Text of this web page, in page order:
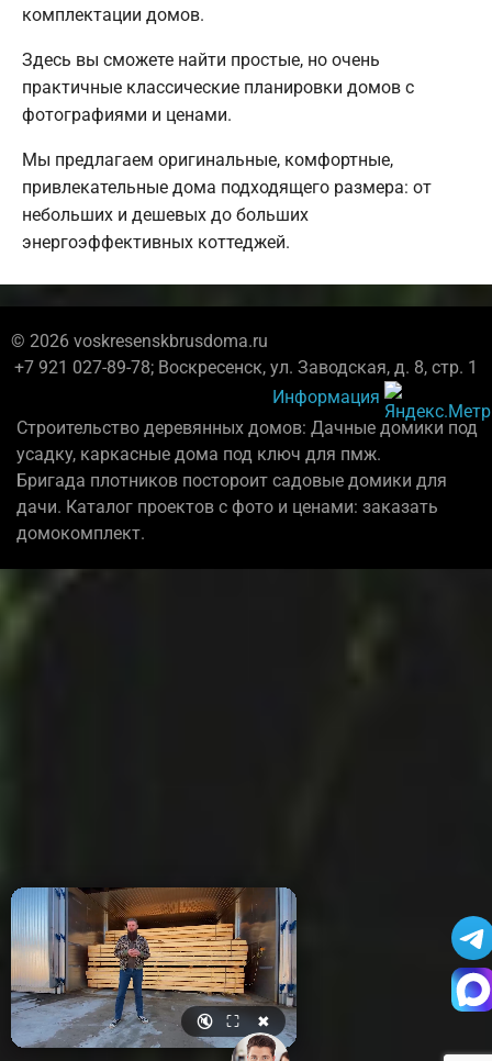
комплектации домов.
Здесь вы сможете найти простые, но очень
практичные классические планировки домов с
фотографиями и ценами.
Мы предлагаем оригинальные, комфортные,
привлекательные дома подходящего размера: от
небольших и дешевых до больших
энергоэффективных коттеджей.
© 2026 voskresenskbrusdoma.ru
+7 921 027-89-78; Воскресенск, ул. Заводская, д. 8, стр. 1
Информация
Строительство деревянных домов: Дачные домики под
усадку, каркасные дома под ключ для пмж.
Бригада плотников постороит садовые домики для
дачи. Каталог проектов с фото и ценами: заказать
домокомплект.
🔇 ⛶ ✖